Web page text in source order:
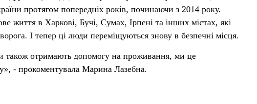
протягом попередніх років, починаючи з 2014 року.
життя в Харкові, Бучі, Сумах, Ірпені та інших містах, які
І тепер ці люди переміщуються знову в безпечні місця.
також отримають допомогу на проживання, ми це
- прокоментувала Марина Лазебна.